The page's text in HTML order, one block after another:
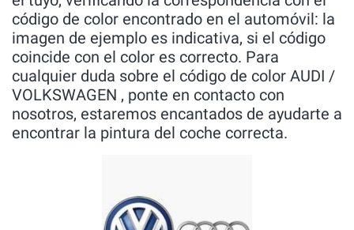
código de color encontrado en el automóvil: la
imagen de ejemplo es indicativa, si el código
coincide con el color es correcto. Para
cualquier duda sobre el código de color AUDI /
VOLKSWAGEN , ponte en contacto con
nosotros, estaremos encantados de ayudarte a
encontrar la pintura del coche correcta.